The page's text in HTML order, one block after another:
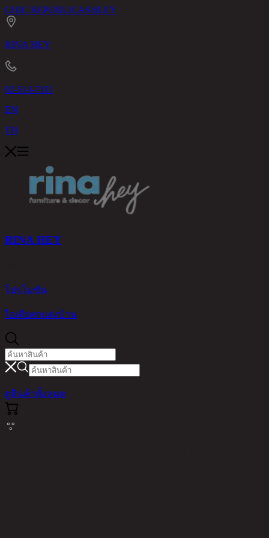
CHIC REPUBLICASHLEY
RINA HEY
02-514-7111
EN
TH
RINA HEY
โปรโมชัน
ไอเดียตกแต่งบ้าน
ดูสินค้าทั้งหมด